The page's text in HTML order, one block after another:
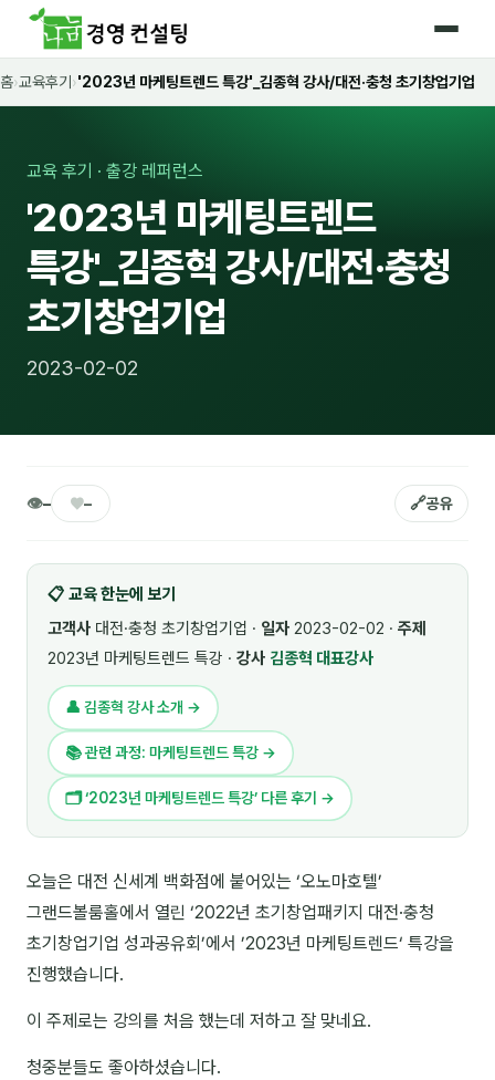
홈
🤖 AI · IT 교육
📈 마케팅 · 영업
🤝 B2B 세일즈
💼 비즈니스 스킬
🎓 강사육성 · 교수법
5
💻 IT · 디지털
🎬 영상 · 콘텐츠
📊 프레젠테이션 · 기획
🚀 창업 · 커리어
🗣️ 외국어 강의
📚 인문학 · 교양
🤲 협력강사 과정
온라인강의 NEW
📈 B2B 마케팅
홈›교육후기 ›'2023년 마케팅트렌드 특강'_김종혁 강사/대전·충청 초기창업기업
교육 후기 · 출강 레퍼런스
'2023년 마케팅트렌드
특강'_김종혁 강사/대전·충청
초기창업기업
2023-02-02
👁– ♥– 🔗공유
📋 교육 한눈에 보기
고객사 대전·충청 초기창업기업 · 일자 2023-02-02 · 주제
2023년 마케팅트렌드 특강 · 강사 김종혁 대표강사
👤 김종혁 강사 소개 →
📚 관련 과정: 마케팅트렌드 특강 →
🗂 ‘2023년 마케팅트렌드 특강’ 다른 후기 →
오늘은 대전 신세계 백화점에 붙어있는 ‘오노마호텔’
그랜드볼룸홀에서 열린 ‘2022년 초기창업패키지 대전·충청
초기창업기업 성과공유회’에서 ’2023년 마케팅트렌드‘ 특강을
진행했습니다.
이 주제로는 강의를 처음 했는데 저하고 잘 맞네요.
청중분들도 좋아하셨습니다.